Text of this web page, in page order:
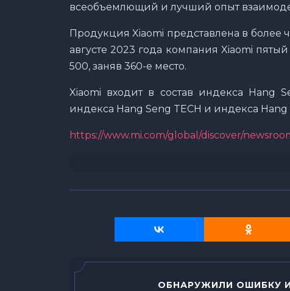
всеобъемлющий и лучший опыт
Продукция Xiaomi представлена в более
августе 2023 года компания Xiaomi
500, заняв 360-е место.
Xiaomi входит в состав индекса Hang
индекса Hang Seng TECH и индекса Hang
https://www.mi.com/global/discover/
ОБНАРУЖИЛИ ОШИБКУ